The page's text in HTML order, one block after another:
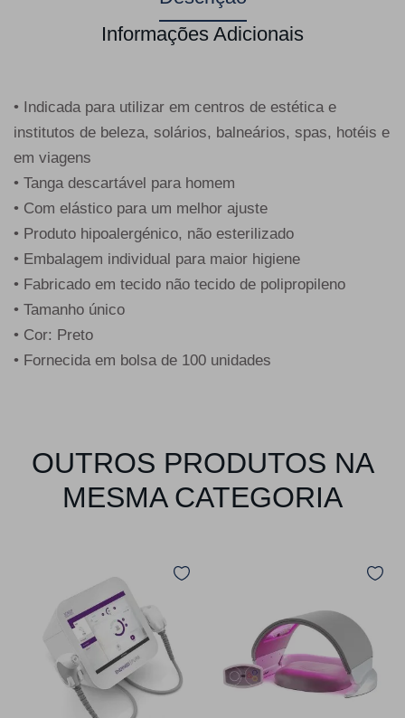
Informações Adicionais
• Indicada para utilizar em centros de estética e
institutos de beleza, solários, balneários, spas, hotéis e
em viagens
• Tanga descartável para homem
• Com elástico para um melhor ajuste
• Produto hipoalergénico, não esterilizado
• Embalagem individual para maior higiene
• Fabricado em tecido não tecido de polipropileno
• Tamanho único
• Cor: Preto
• Fornecida em bolsa de 100 unidades
OUTROS PRODUTOS NA
MESMA CATEGORIA